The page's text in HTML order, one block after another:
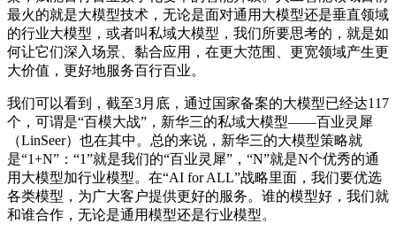
最火的就是大模型技术，无论是面对通用大模型还是垂直领域
的行业大模型，或者叫私域大模型，我们所要思考的，就是如
何让它们深入场景、黏合应用，在更大范围、更宽领域产生更
大价值，更好地服务百行百业。
我们可以看到，截至3月底，通过国家备案的大模型已经达117
个，可谓是“百模大战”，新华三的私域大模型——百业灵犀
（LinSeer）也在其中。总的来说，新华三的大模型策略就
是“1+N”：“1”就是我们的“百业灵犀”，“N”就是N个优秀的通
用大模型加行业模型。在“AI for ALL”战略里面，我们要优选
各类模型，为广大客户提供更好的服务。谁的模型好，我们就
和谁合作，无论是通用模型还是行业模型。